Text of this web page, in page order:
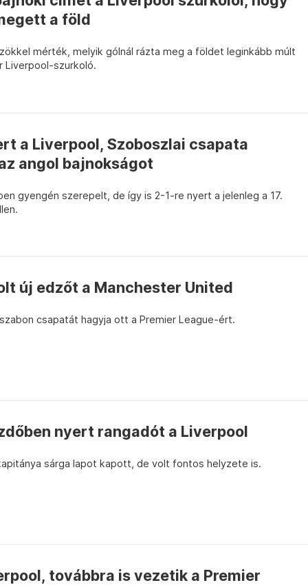
a föld
mérték, melyik gólnál rázta meg a földet leginkább múlt
Liverpool-szurkoló.
a Liverpool, Szoboszlai csapata
angol bajnokságot
gyengén szerepelt, de így is 2-1-re nyert a jelenleg a 17.
új edzőt a Manchester United
csapatát hagyja ott a Premier League-ért.
nyert rangadót a Liverpool
sárga lapot kapott, de volt fontos helyzete is.
továbbra is vezetik a Premier